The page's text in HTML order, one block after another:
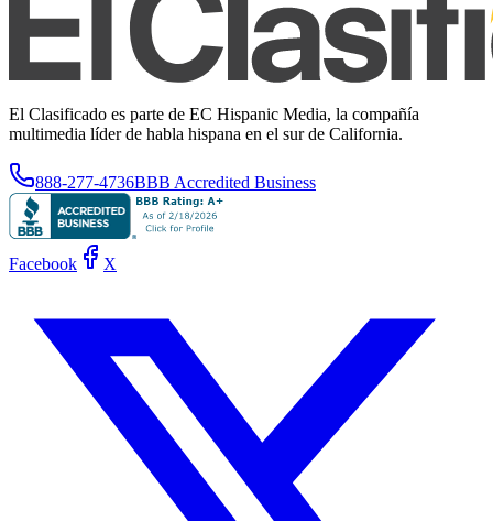
El Clasificado es parte de EC Hispanic Media, la compañía
multimedia líder de habla hispana en el sur de California.
888-277-4736BBB Accredited Business
Facebook X